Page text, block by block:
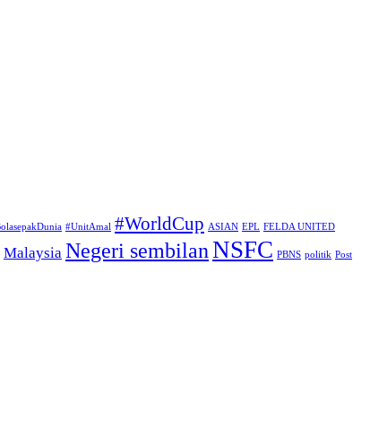
#UnitAmal #WorldCup ASIAN EPL FELDA UNITED
Malaysia Negeri sembilanNSFC PBNS politik Post